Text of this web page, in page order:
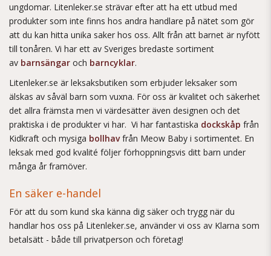
ungdomar. Litenleker.se strävar efter att ha ett utbud med
produkter som inte finns hos andra handlare på nätet som gör
att du kan hitta unika saker hos oss. Allt från att barnet är nyfött
till tonåren. Vi har ett av Sveriges bredaste sortiment
av barnsängar och barncyklar.
Litenleker.se är leksaksbutiken som erbjuder leksaker som
älskas av såväl barn som vuxna. För oss är kvalitet och säkerhet
det allra främsta men vi värdesätter även designen och det
praktiska i de produkter vi har. Vi har fantastiska dockskåp från
Kidkraft och mysiga bollhavfrån Meow Baby i sortimentet. En
leksak med god kvalité följer förhoppningsvis ditt barn under
många år framöver.
En säker e-handel
För att du som kund ska känna dig säker och trygg när du
handlar hos oss på Litenleker.se, använder vi oss av Klarna som
betalsätt - både till privatperson och företag!